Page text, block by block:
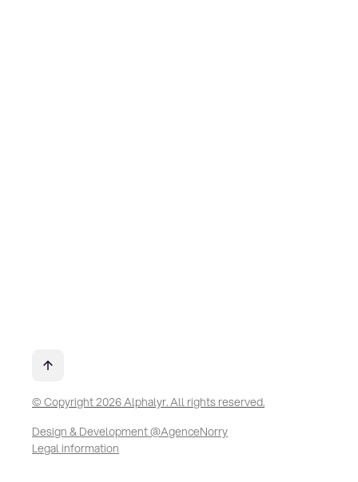
© Copyright 2026 Alphalyr. All rights reserved.
Design & Development @AgenceNorry
Legal information